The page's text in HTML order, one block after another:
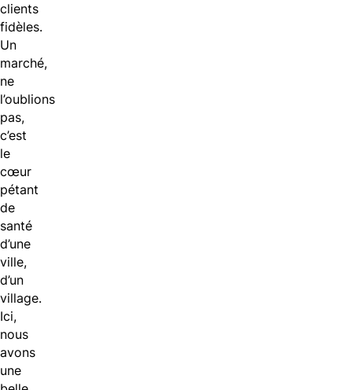
clients
fidèles.
Un
marché,
ne
l’oublions
pas,
c’est
le
cœur
pétant
de
santé
d’une
ville,
d’un
village.
Ici,
nous
avons
une